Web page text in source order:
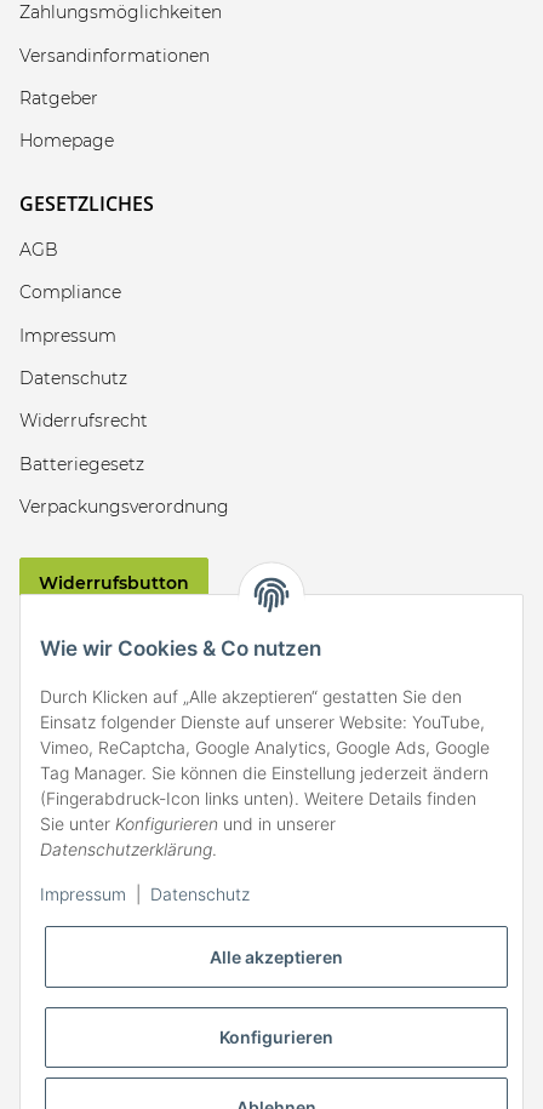
Alle akzeptieren
Konfigurieren
Wie wir Cookies & Co nutzen
Durch Klicken auf „Alle akzeptieren“ gestatten Sie den
Einsatz folgender Dienste auf unserer Website: YouTube,
Vimeo, ReCaptcha, Google Analytics, Google Ads, Google
Tag Manager. Sie können die Einstellung jederzeit ändern
(Fingerabdruck-Icon links unten). Weitere Details finden
Sie unter Konfigurieren und in unserer
Datenschutzerklärung.
Impressum Datenschutz
Zahlungsmöglichkeiten
Versandinformationen
Ratgeber
Homepage
GESETZLICHES
AGB
Compliance
Impressum
Datenschutz
Widerrufsrecht
Batteriegesetz
Verpackungsverordnung
Widerrufsbutton
ZAHLARTEN